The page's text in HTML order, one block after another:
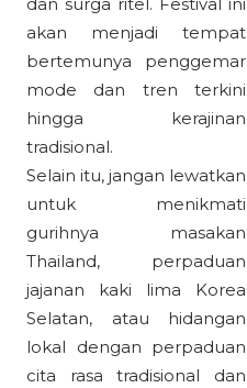
dan surga ritel. Festival ini
akan menjadi tempat
bertemunya penggemar
mode dan tren terkini
hingga kerajinan
tradisional.
Selain itu, jangan lewatkan
untuk menikmati
gurihnya masakan
Thailand, perpaduan
jajanan kaki lima Korea
Selatan, atau hidangan
lokal dengan perpaduan
cita rasa tradisional dan